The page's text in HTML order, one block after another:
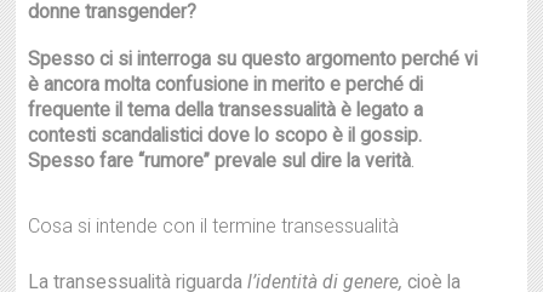
donne transgender?
Spesso ci si interroga su questo argomento perché vi
è ancora molta confusione in merito e perché di
frequente il tema della transessualità è legato a
contesti scandalistici dove lo scopo è il gossip.
Spesso fare “rumore” prevale sul dire la verità.
Cosa si intende con il termine transessualità
La transessualità riguardal’identità di genere, cioè la